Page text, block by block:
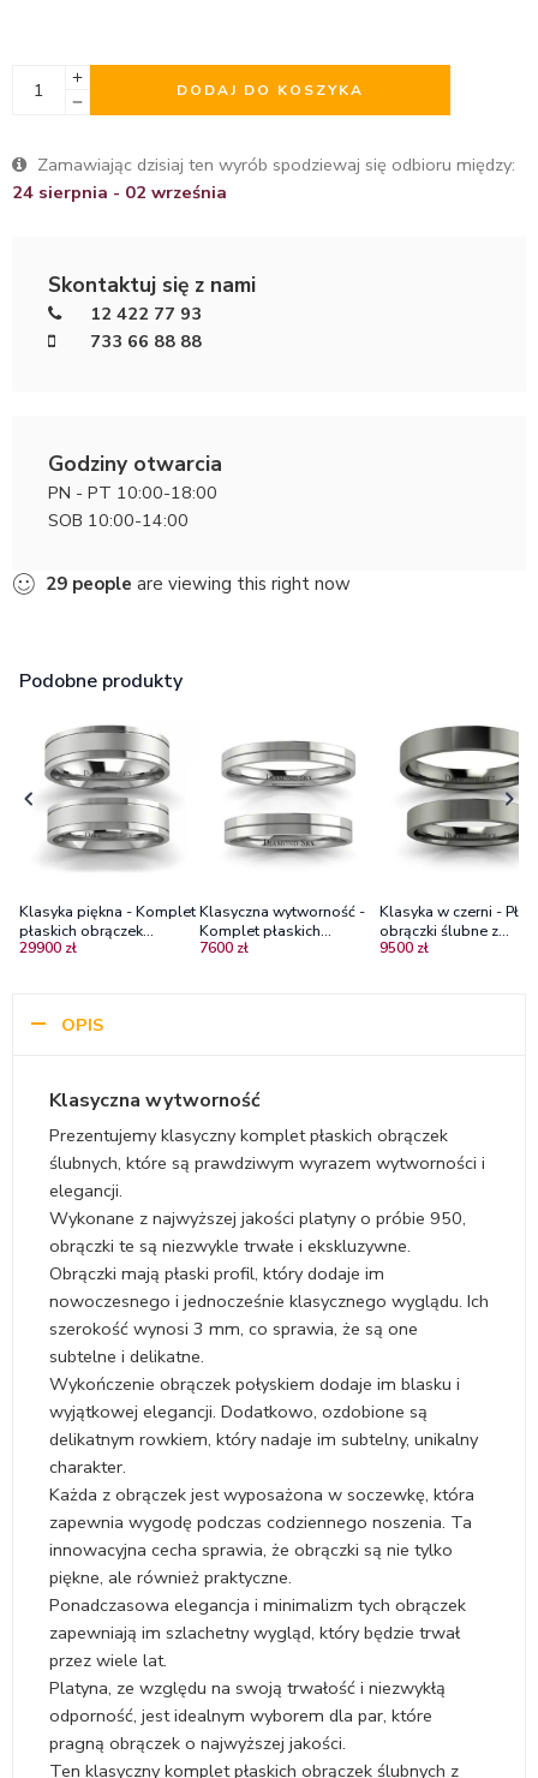
DODAJ DO KOSZYKA
Zamawiając dzisiaj ten wyrób spodziewaj się odbioru między:
24 sierpnia - 02 września
Skontaktuj się z nami
12 422 77 93
733 66 88 88
Godziny otwarcia
PN - PT 10:00-18:00
SOB 10:00-14:00
29 people are viewing this right now
Podobne produkty
Klasyka piękna - Komplet
płaskich obrączek
Diamond Sky z platyny-
29900 zł
Klasyczna wytworność -
Komplet płaskich
obrączek, złoto
7600 zł
Klasyka w czerni -
obrączki ślubne z
czarnego złota, 3.0mm,
9500 zł
OPIS
Klasyczna wytworność
Prezentujemy klasyczny komplet płaskich obrączek
ślubnych, które są prawdziwym wyrazem wytworności i
elegancji.
Wykonane z najwyższej jakości platyny o próbie 950,
obrączki te są niezwykle trwałe i ekskluzywne.
Obrączki mają płaski profil, który dodaje im
nowoczesnego i jednocześnie klasycznego wyglądu. Ich
szerokość wynosi 3 mm, co sprawia, że są one
subtelne i delikatne.
Wykończenie obrączek połyskiem dodaje im blasku i
wyjątkowej elegancji. Dodatkowo, ozdobione są
delikatnym rowkiem, który nadaje im subtelny, unikalny
charakter.
Każda z obrączek jest wyposażona w soczewkę, która
zapewnia wygodę podczas codziennego noszenia. Ta
innowacyjna cecha sprawia, że obrączki są nie tylko
piękne, ale również praktyczne.
Ponadczasowa elegancja i minimalizm tych obrączek
zapewniają im szlachetny wygląd, który będzie trwał
przez wiele lat.
Platyna, ze względu na swoją trwałość i niezwykłą
odporność, jest idealnym wyborem dla par, które
pragną obrączek o najwyższej jakości.
Ten klasyczny komplet płaskich obrączek ślubnych z